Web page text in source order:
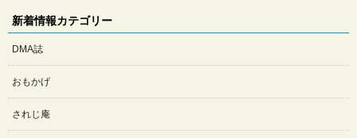
新着情報カテゴリー
DMA誌
おもかげ
されじ庵